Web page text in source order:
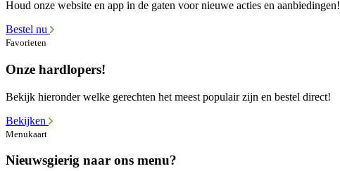
Houd onze website en app in de gaten voor nieuwe acties en aanbiedingen!
Bestel nu
Favorieten
Onze hardlopers!
Bekijk hieronder welke gerechten het meest populair zijn en bestel direct!
Bekijken
Menukaart
Nieuwsgierig naar ons menu?